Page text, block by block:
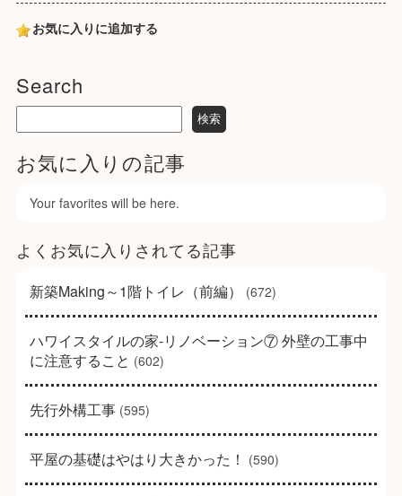
お気に入りに追加する
Search
お気に入りの記事
Your favorites will be here.
よくお気に入りされてる記事
新築Making～1階トイレ（前編） (672)
ハワイスタイルの家-リノベーション⑦ 外壁の工事中
に注意すること (602)
先行外構工事(595)
平屋の基礎はやはり大きかった！ (590)